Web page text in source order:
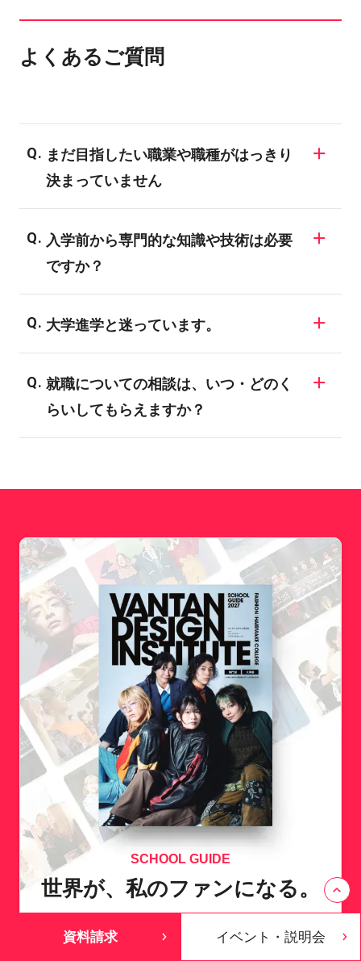
よくあるご質問
まだ目指したい職業や職種がはっきり
決まっていません
で、業界についての知識がない場合、明確
な目標を決められない学生も多いようで
す。バンタンでは業界の仕組みや現状、
様々な職種についてご説明する進路ガイダ
ンスを開催しています。興味のある業界に
ついては、ぜひ専門のスタッフにご相談し
てみてください。
入学前から専門的な知識や技術は必要
ですか？
験者や初心者です。全ての学科・専攻が未
経験者対応のカリキュラムになっており、
専門的な知識や技術は入学後にしっかり学
ぶことができます。
大学進学と迷っています。
の習得」により、自分の関心を深めていく
ことを目標としています。バンタンでは、
「現場実習やインターンシップ、企業・メ
志望業界の専門職に就くための技術習得や
くラインナップされています。目的が異な
るため、どちらに進むかによってその後の
就職などにも影響を与えることになるでし
ょう。まずは、自分は何がやりたいのかを
しっかり見つめなおし、検討することが必
要です。
就職についての相談は、いつ・どのく
らいしてもらえますか？
会・面接 このステップに合わせて、適時
アドバイスをさせて頂きます。早期に進路
の方向性を決定するためには、目標設定や
スケジューリングがとても重要になりま
す。採用活動ピーク時前に、ノウハウがわ
かるよう、個別面談では特にその部分のナ
ビゲートを重視しています。
SCHOOL GUIDE
世界が、私のファンになる。
ファッション･ヘアメイクの専門校
資料請求 イベント・説明会